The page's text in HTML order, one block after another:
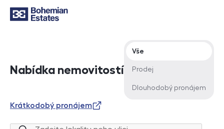
Nabídka nemovitostí
Typ nabídky
Vše
Prodej
Dlouhodobý pronájem
Krátkodobý pronájem